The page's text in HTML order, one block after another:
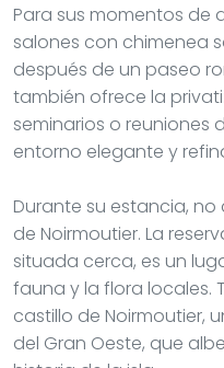
Para sus momentos de
salones con chimenea
después de un paseo
también ofrece la
seminarios o reuniones
entorno elegante y
Durante su estancia,
de Noirmoutier. La
situada cerca, es un
fauna y la flora locales.
castillo de Noirmoutier,
del Gran Oeste, que